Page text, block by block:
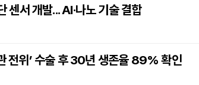
센서 개발... AI·나노 기술 결합
전위’ 수술 후 30년 생존율 89% 확인